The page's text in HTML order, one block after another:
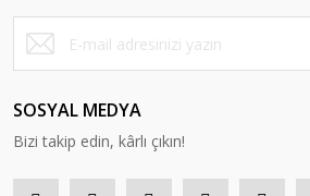
SOSYAL MEDYA
Bizi takip edin, kârlı çıkın!